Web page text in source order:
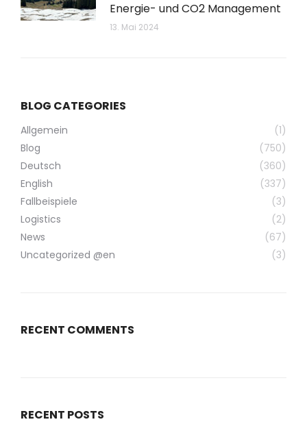
Energie- und CO2 Management
13. Mai 2024
BLOG CATEGORIES
Allgemein
(1)
Blog
(750)
Deutsch
(360)
English
(337)
Fallbeispiele
(3)
Logistics
(2)
News
(67)
Uncategorized @en
(3)
RECENT COMMENTS
RECENT POSTS